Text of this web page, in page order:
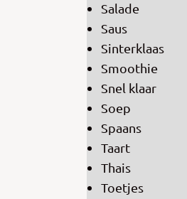
Salade
Saus
Sinterklaas
Smoothie
Snel klaar
Soep
Spaans
Taart
Thais
Toetjes